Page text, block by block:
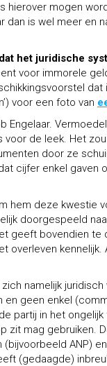
hierover mogen
is wel meer en
het juridische
voor immorele
dat
voor een foto van
de leek. Het
door ze
cijfer enkel
hem deze kwestie
doorgespeeld
geeft bovendien
overleven
zich namelijk
geen enkel
partij in het
zit mag gebruiken.
ANP)
(gedaagde)